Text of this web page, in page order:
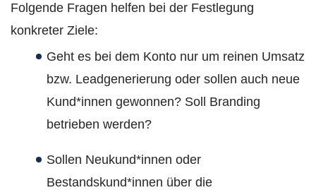
Folgende Fragen helfen bei der Festlegung
konkreter Ziele:
Geht es bei dem Konto nur um reinen Umsatz
bzw. Leadgenerierung oder sollen auch neue
Kund*innen gewonnen? Soll Branding
betrieben werden?
Sollen Neukund*innen oder
Bestandskund*innen über die